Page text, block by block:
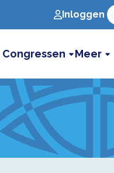
Inloggen
Congressen Meer